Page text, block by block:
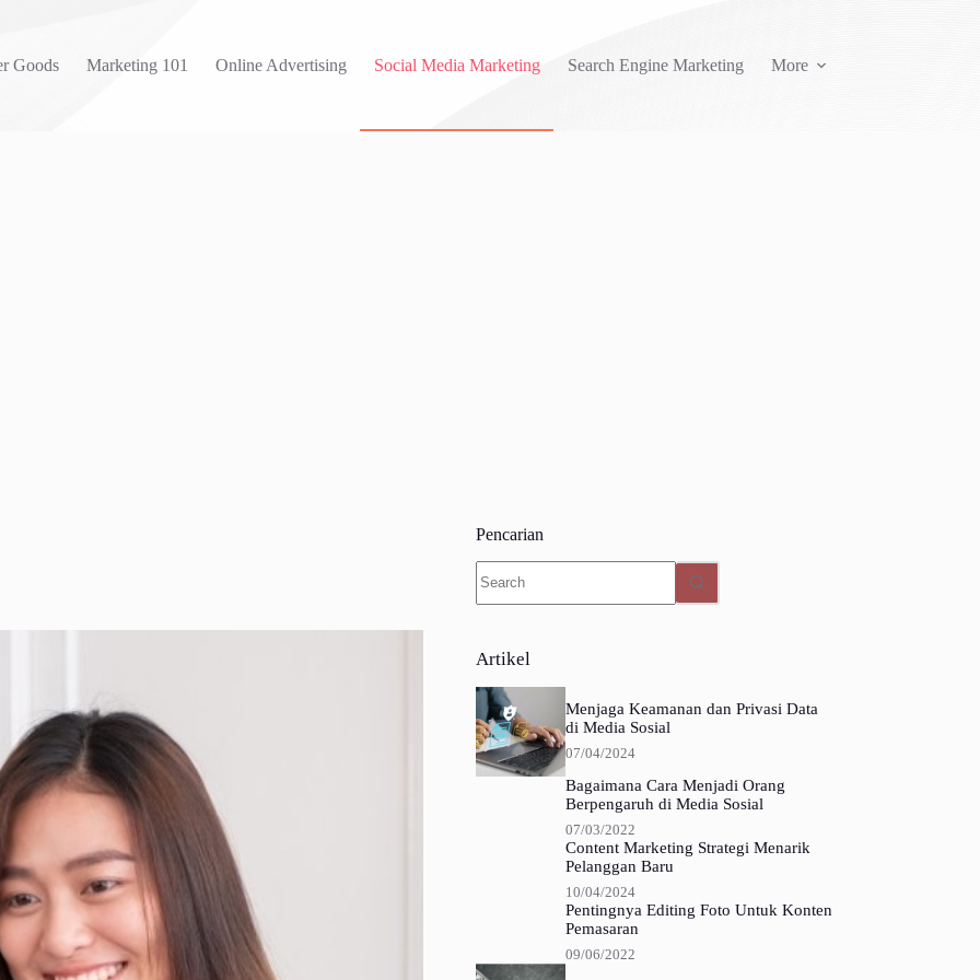
Goods Marketing 101 Online Advertising Social Media Marketing Search Engine Marketing More
Pencarian
results
Artikel
Menjaga Keamanan dan Privasi Data
di Media Sosial
07/04/2024
Bagaimana Cara Menjadi Orang
Berpengaruh di Media Sosial
07/03/2022
Content Marketing Strategi Menarik
Pelanggan Baru
10/04/2024
Pentingnya Editing Foto Untuk Konten
Pemasaran
09/06/2022